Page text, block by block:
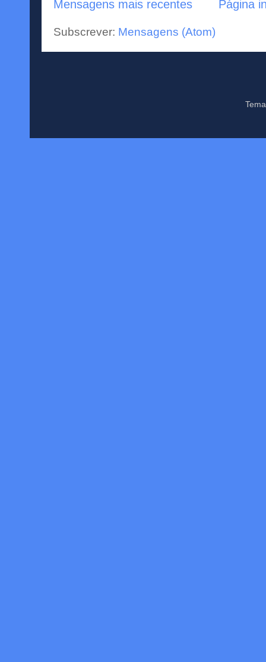
Mensagens mais recentes Página
Subscrever: Mensagens (Atom)